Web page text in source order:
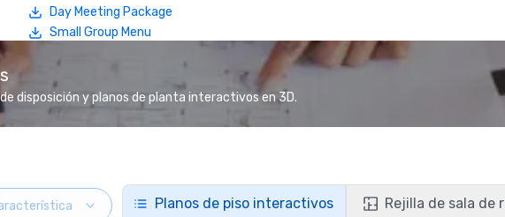
Day Meeting Package
Small Group Menu
disposición y planos de planta interactivos en 3D.
Planos de piso interactivos Rejilla de sala de